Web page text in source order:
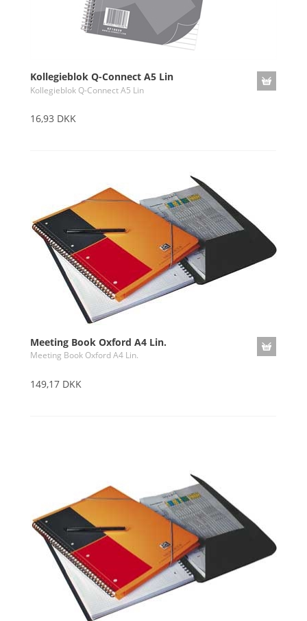
Kollegieblok Q-Connect A5 Lin
Kollegieblok Q-Connect A5 Lin
16,93 DKK
Meeting Book Oxford A4 Lin.
Meeting Book Oxford A4 Lin.
149,17 DKK